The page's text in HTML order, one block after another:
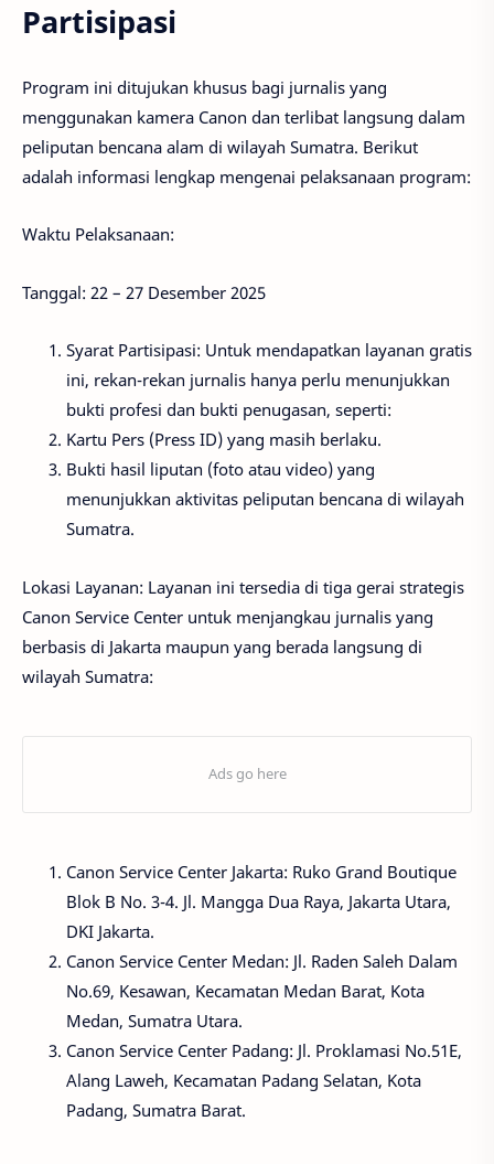
Partisipasi
Program ini ditujukan khusus bagi jurnalis yang
menggunakan kamera Canon dan terlibat langsung dalam
peliputan bencana alam di wilayah Sumatra. Berikut
adalah informasi lengkap mengenai pelaksanaan program:
Waktu Pelaksanaan:
Tanggal: 22 – 27 Desember 2025
Syarat Partisipasi: Untuk mendapatkan layanan gratis
ini, rekan-rekan jurnalis hanya perlu menunjukkan
bukti profesi dan bukti penugasan, seperti:
Kartu Pers (Press ID) yang masih berlaku.
Bukti hasil liputan (foto atau video) yang
menunjukkan aktivitas peliputan bencana di wilayah
Sumatra.
Lokasi Layanan: Layanan ini tersedia di tiga gerai strategis
Canon Service Center untuk menjangkau jurnalis yang
berbasis di Jakarta maupun yang berada langsung di
wilayah Sumatra:
Canon Service Center Jakarta: Ruko Grand Boutique
Blok B No. 3-4. Jl. Mangga Dua Raya, Jakarta Utara,
DKI Jakarta.
Canon Service Center Medan: Jl. Raden Saleh Dalam
No.69, Kesawan, Kecamatan Medan Barat, Kota
Medan, Sumatra Utara.
Canon Service Center Padang: Jl. Proklamasi No.51E,
Alang Laweh, Kecamatan Padang Selatan, Kota
Padang, Sumatra Barat.